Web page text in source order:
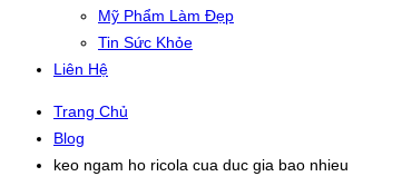
Mỹ Phẩm Làm Đẹp
Tin Sức Khỏe
Liên Hệ
Trang Chủ
Blog
keo ngam ho ricola cua duc gia bao nhieu